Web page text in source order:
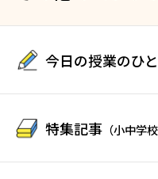
今日の授業のひ
特集記事 （小中学校